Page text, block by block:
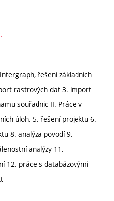
řešení základních
rastrových dat 3. import
souřadnic II. Práce v
úloh. 5. řešení projektu 6.
8. analýza povodí 9.
analýzy 11.
12. práce s databázovými